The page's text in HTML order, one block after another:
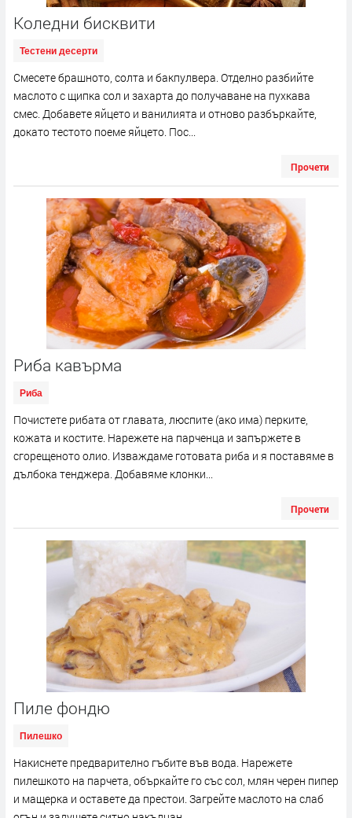
Коледни бисквити
Тестени десерти
Смесете брашното, солта и бакпулвера. Отделно разбийте
маслото с щипка сол и захарта до получаване на пухкава
смес. Добавете яйцето и ванилията и отново разбъркайте,
докато тестото поеме яйцето. Пос...
Прочети
Риба кавърма
Риба
Почистете рибата от главата, люспите (ако има) перките,
кожата и костите. Нарежете на парченца и запържете в
сгорещеното олио. Изваждаме готовата риба и я поставяме в
дълбока тенджера. Добавяме клонки...
Прочети
Пиле фондю
Пилешко
Накиснете предварително гъбите във вода. Нарежете
пилешкото на парчета, объркайте го със сол, млян черен пипер
и мащерка и оставете да престои. Загрейте маслото на слаб